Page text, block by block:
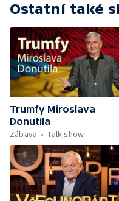
Ostatní také
Trumfy Miroslava
Donutila
Zábava
Talk show